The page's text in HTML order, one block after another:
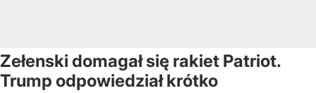
Zełenski domagał się rakiet Patriot.
Trump odpowiedział krótko